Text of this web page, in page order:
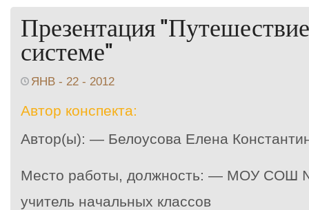
Презентация
системе"
ЯНВ - 22 - 2012
Автор конспекта:
Автор(ы): — Белоусова Елена
Место работы, должность: — МОУ СОШ
учитель начальных классов